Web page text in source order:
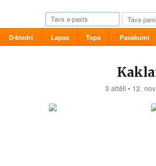
D-biedri Lapas Tops Pasākumi
3 attēli • 12.